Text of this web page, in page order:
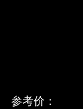
参考价：